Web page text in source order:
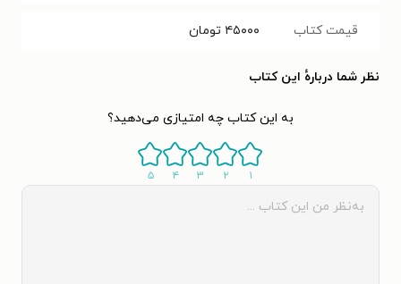
قیمت کتاب ۴۵۰۰۰ تومان
نظر شما دربارهٔ این کتاب
به این کتاب چه امتیازی می‌دهید؟
۱ ۲ ۳ ۴ ۵